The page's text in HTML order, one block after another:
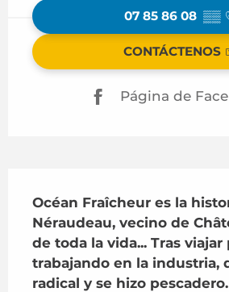
07 85 86 08 ▒▒
CONTÁCTENOS
Página de
Océan Fraîcheur es la
Néraudeau, vecino de
de toda la vida... Tras viajar
trabajando en la industria,
radical y se hizo pescadero.